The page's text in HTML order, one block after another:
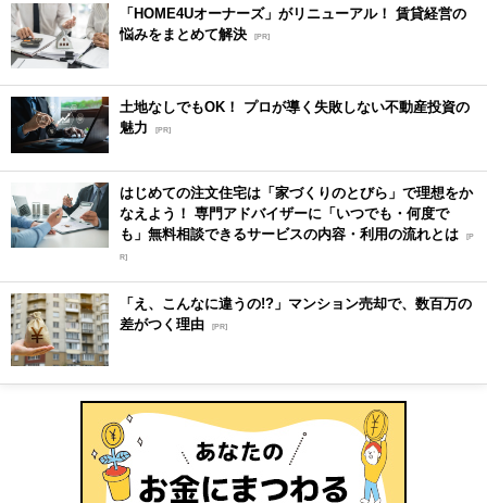
「HOME4Uオーナーズ」がリニューアル！ 賃貸経営の
悩みをまとめて解決 [PR]
土地なしでもOK！ プロが導く失敗しない不動産投資の
魅力
[PR]
はじめての注文住宅は「家づくりのとびら」で理想をか
なえよう！ 専門アドバイザーに「いつでも・何度で
も」無料相談できるサービスの内容・利用の流れとは [P
R]
「え、こんなに違うの!?」マンション売却で、数百万の
差がつく理由 [PR]